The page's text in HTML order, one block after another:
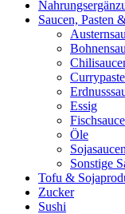
Saucen, Pasten
Essig
Öle
Sojasaucen
Sonstige
Tofu &
Zucker
Sushi